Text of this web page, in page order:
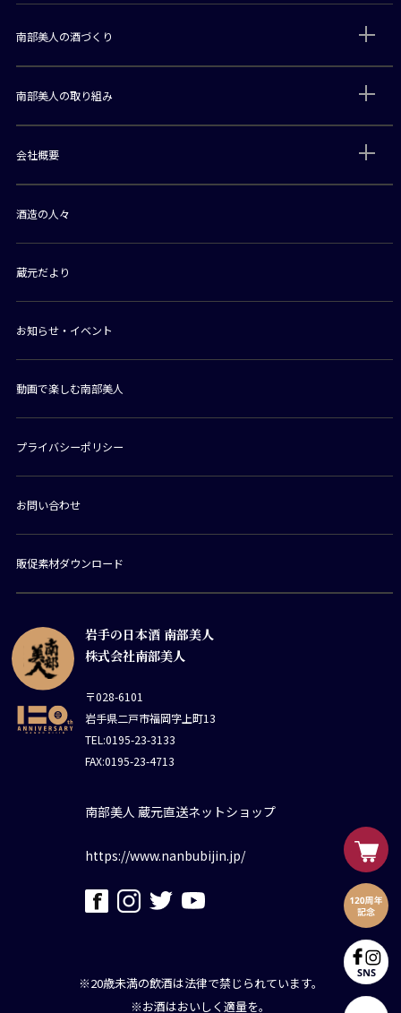
岩手の日本酒 南部美人
株式会社南部美人
〒028-6101
岩手県二戸市福岡字上町13
TEL:0195-23-3133
FAX:0195-23-4713
南部美人 蔵元直送ネットショップ
https://www.nanbubijin.jp/
南部美人の酒づくり
南部美人の取り組み
会社概要
酒造の人々
蔵元だより
お知らせ・イベント
動画で楽しむ南部美人
プライバシーポリシー
お問い合わせ
販促素材ダウンロード
※20歳未満の飲酒は法律で禁じられています。
※お酒はおいしく適量を。